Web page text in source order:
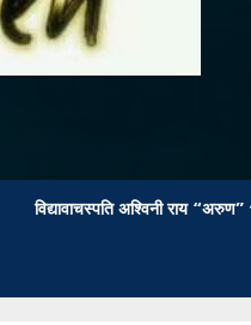
विद्यावाचस्पति अश्विनी राय “अरुण”